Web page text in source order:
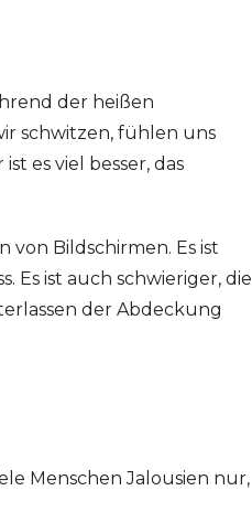
der heißen
schwitzen, fühlen uns
es viel besser, das
Bildschirmen. Es ist
Es ist auch schwieriger, die
der Abdeckung
Menschen Jalousien nur,